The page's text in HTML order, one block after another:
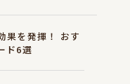
果を発揮！ おす
ド6選